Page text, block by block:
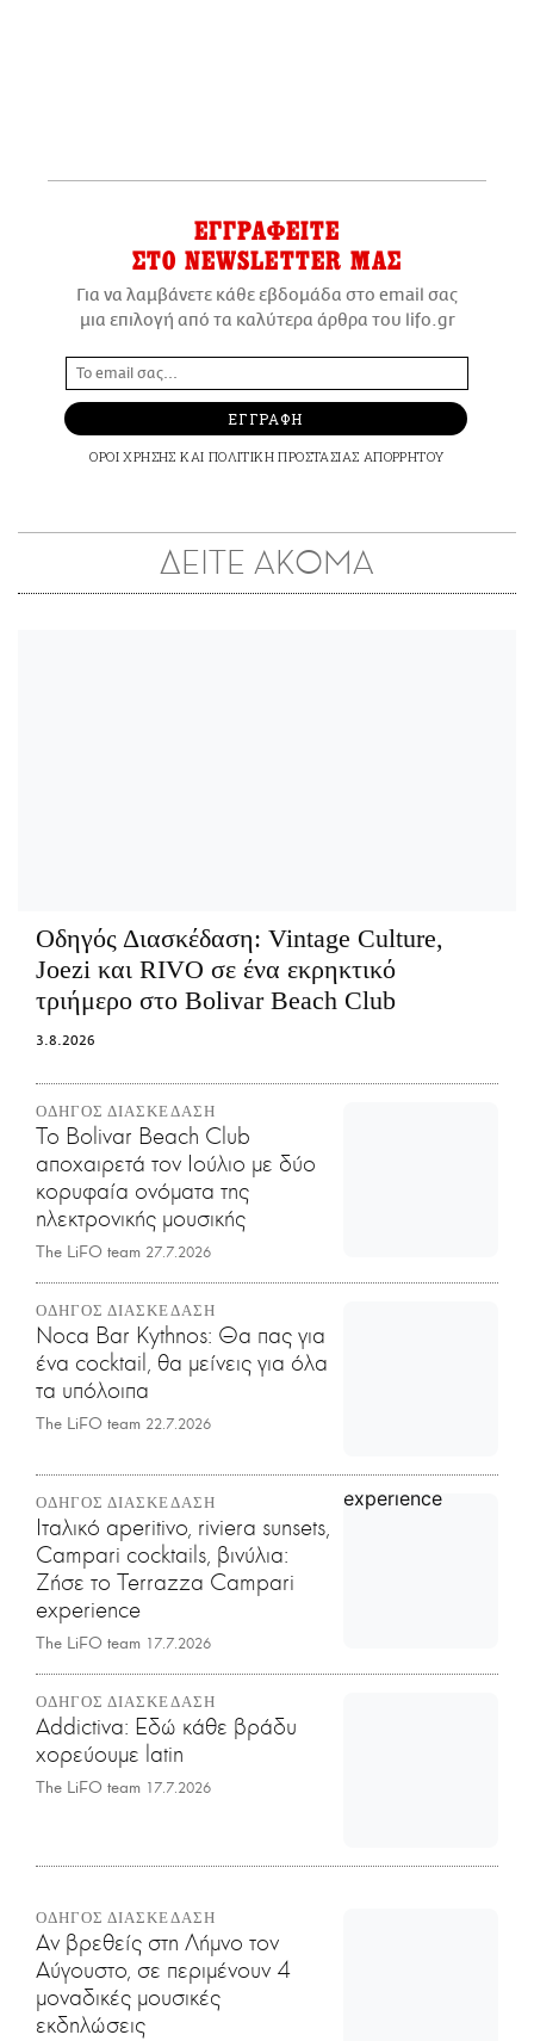
ΕΓΓΡΑΦΕΙΤΕ
ΣΤΟ NEWSLETTER ΜΑΣ
Για να λαμβάνετε κάθε εβδομάδα στο email σας
μια επιλογή από τα καλύτερα άρθρα του lifo.gr
ΕΓΓΡΑΦΗ
ΟΡΟΙ ΧΡΗΣΗΣ ΚΑΙ ΠΟΛΙΤΙΚΗ ΠΡΟΣΤΑΣΙΑΣ ΑΠΟΡΡΗΤΟΥ
ΔΕΙΤΕ ΑΚΟΜΑ
Οδηγός Διασκέδαση: Vintage Culture,
Joezi και RIVO σε ένα εκρηκτικό
τριήμερο στο Bolivar Beach Club
3.8.2026
ΟΔΗΓΟΣ ΔΙΑΣΚΕΔΑΣΗ
Το Bolivar Beach Club
αποχαιρετά τον Ιούλιο με δύο
κορυφαία ονόματα της
ηλεκτρονικής μουσικής
The LiFO team 27.7.2026
ΟΔΗΓΟΣ ΔΙΑΣΚΕΔΑΣΗ
Noca Bar Kythnos: Θα πας για
ένα cocktail, θα μείνεις για όλα
τα υπόλοιπα
The LiFO team 22.7.2026
ΟΔΗΓΟΣ ΔΙΑΣΚΕΔΑΣΗ
Iταλικό aperitivo, riviera sunsets,
Campari cocktails, βινύλια:
Ζήσε το Terrazza Campari
experience
The LiFO team 17.7.2026
ΟΔΗΓΟΣ ΔΙΑΣΚΕΔΑΣΗ
Addictiva: Εδώ κάθε βράδυ
χορεύουμε latin
The LiFO team 17.7.2026
ΟΔΗΓΟΣ ΔΙΑΣΚΕΔΑΣΗ
Αν βρεθείς στη Λήμνο τον
Αύγουστο, σε περιμένουν 4
μοναδικές μουσικές
εκδηλώσεις